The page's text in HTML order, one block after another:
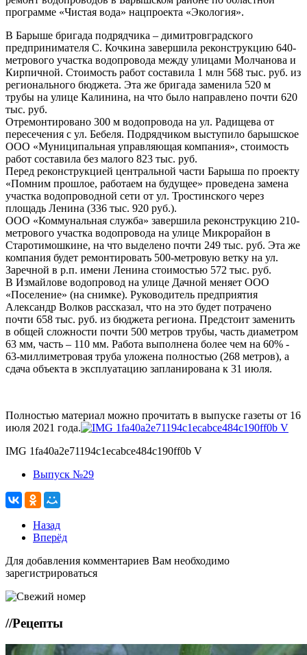
программе «Чистая вода» нацпроекта «Экология».
В Барыше бригада подрядчика – димитровградского
предпринимателя С. Кочкина завершила реконструкцию 640-
метрового участка водопровода между улицами Молчанова и
Кирпичной. Стоимость работ составила 1 млн 568 тыс. руб. из
регионального бюджета. Эта же бригада заменила 520 м
трубы на улице Калинина, на что было направлено почти 620
тыс. руб.
Отремонтировано 300 м водопровода на ул. Радищева от
пересечения с ул. Бебеля. Подрядчиком выступило барышское
ООО «Муниципальная управляющая компания», стоимость
работ составила без малого 823 тыс. руб.
Перед реконструкцией центральной части Барыша по проекту
«Помним прошлое, работаем на будущее» проведена замена
участка водопроводной сети от ул. Тростинского через
площадь Ленина (336 тыс. 920 руб.).
ООО «Коммунальная служба» завершила реконструкцию 210-
метрового участка водопровода на улице Микрорайон в
Старотимошкине, на что выделено почти 249 тыс. руб. Эта же
компания будет ремонтировать 500-метровую ветку на ул.
Заречной в р.п. имени Ленина стоимостью 572 тыс. руб.
В Измайлове водопровод на улице Дачной меняет ООО
«Поселение» (на снимке). Руководитель предприятия
Александр Волков рассказал, что на это будет потрачено
почти 658 тыс. руб. из бюджета региона. Предстоит заменить
в общей сложности почти 500 метров трубы, часть диаметром
63 мм, часть – 110 мм. Работа выполнена более чем на 60% -
63-миллиметровая труба уложена полностью (268 метров), а
сдача объекта в эксплуатацию запланирована к 31 июля.
Полностью материал можно прочитать в выпуске газеты от 16
июля 2021 года.
IMG 1fa40a2e71194c1ecabce484c190ff0b V
Выпуск №29
Назад
Вперёд
Для добавления комментариев Вам необходимо
зарегистрироваться
//Рецепты